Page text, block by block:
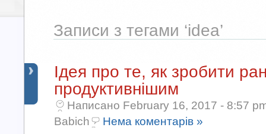
Записи з тегами ‘idea’
Ідея про те, як зробити
продуктивнішим
Написано February 16, 2017 - 8:57
Babich
Нема коментарів »